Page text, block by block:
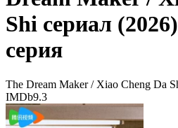
Shi сериал
серия
The Dream Maker / Xiao Cheng Da
IMDb9.3